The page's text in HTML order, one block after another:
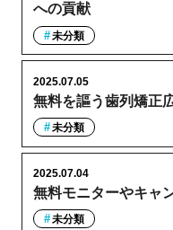
への貢献
未分類
無料を謳う歯列矯正
2025.07.05
未分類
無料モニターやキャ
2025.07.04
未分類